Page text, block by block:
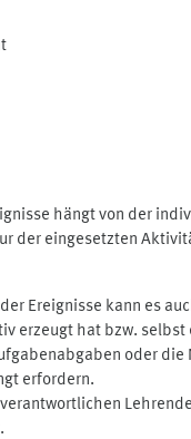
hängt von der
der eingesetzten
Ereignisse kann es
erzeugt hat bzw.
oder
erfordern.